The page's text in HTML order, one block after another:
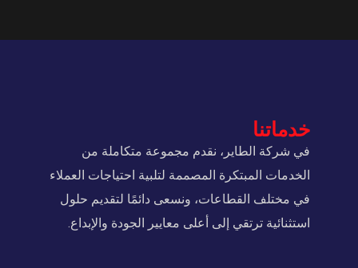
خدماتنا
في شركة الطاير، نقدم مجموعة متكاملة من
الخدمات المبتكرة المصممة لتلبية احتياجات العملاء
في مختلف القطاعات، ونسعى دائمًا لتقديم حلول
استثنائية ترتقي إلى أعلى معايير الجودة والإبداع.